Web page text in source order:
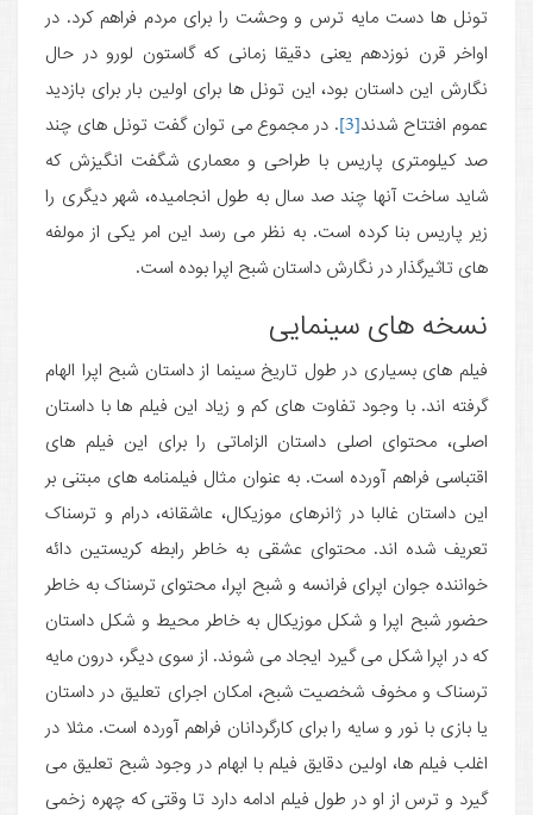
تونل ها دست مایه ترس و وحشت را برای مردم فراهم کرد. در
اواخر قرن نوزدهم یعنی دقیقا زمانی که گاستون لورو در حال
نگارش این داستان بود، این تونل ها برای اولین بار برای بازدید
عموم افتتاح شدند[3]
. در مجموع می توان گفت تونل های چند
صد کیلومتری پاریس با طراحی و معماری شگفت انگیزش که
شاید ساخت آنها چند صد سال به طول انجامیده، شهر دیگری را
زیر پاریس بنا کرده است. به نظر می رسد این امر یکی از مولفه
های تاثیرگذار در نگارش داستان شبح اپرا بوده است.
نسخه ­های سینمایی
فیلم های بسیاری در طول تاریخ سینما از داستان شبح اپرا الهام
گرفته اند. با وجود تفاوت های کم و زیاد این فیلم ها با داستان
اصلی، محتوای اصلی داستان الزاماتی را برای این فیلم های
اقتباسی فراهم آورده است. به عنوان مثال فیلمنامه های مبتنی بر
این داستان غالبا در ژانرهای موزیکال، عاشقانه، درام و ترسناک
تعریف شده اند. محتوای عشقی به خاطر رابطه کریستین دائه
خواننده جوان اپرای فرانسه و شبح اپرا، محتوای ترسناک به خاطر
حضور شبح اپرا و شکل موزیکال به خاطر محیط و شکل داستان
که در اپرا شکل می گیرد ایجاد می شوند. از سوی دیگر، درون مایه
ترسناک و مخوف شخصیت شبح، امکان اجرای تعلیق در داستان
یا بازی با نور و سایه را برای کارگردانان فراهم آورده است. مثلا در
اغلب فیلم ها، اولین دقایق فیلم با ابهام در وجود شبح تعلیق می
گیرد و ترس از او در طول فیلم ادامه دارد تا وقتی که چهره زخمی